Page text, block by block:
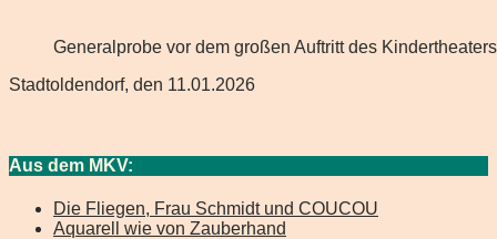
Generalprobe vor dem großen Auftritt des
Stadtoldendorf, den 11.01.2026
Aus dem MKV:
Die Fliegen, Frau Schmidt und COUCOU
Aquarell wie von Zauberhand